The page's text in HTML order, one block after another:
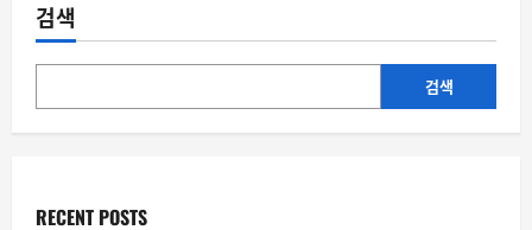
나
시
스
일
검색
검색
RECENT POSTS